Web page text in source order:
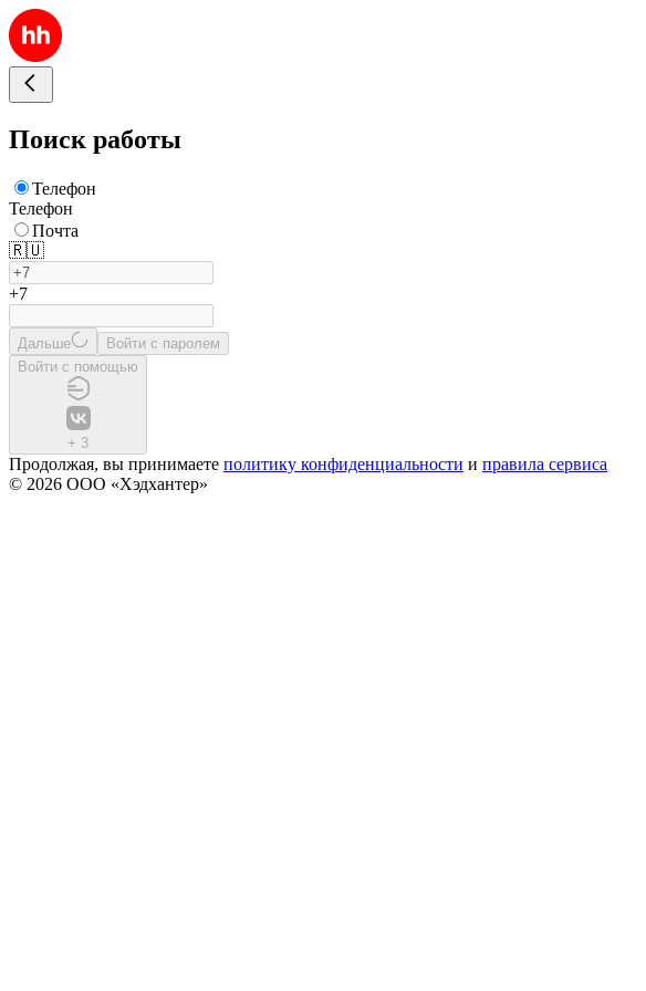
Поиск работы
Телефон
Телефон
Почта
🇷🇺
+7
Дальше
Войти с паролем
Войти с помощью
+ 3
Продолжая, вы принимаете политику конфиденциальности и правила сервиса
© 2026 ООО «Хэдхантер»